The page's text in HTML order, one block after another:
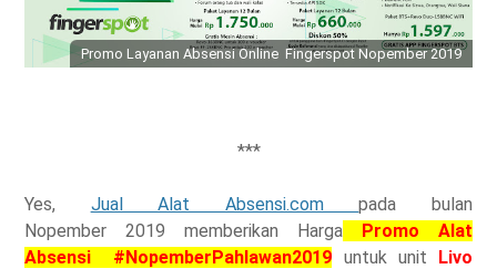
Promo Layanan Absensi Online Fingerspot Nopember 2019
***
Yes, Jual Alat Absensi.compada bulan
Nopember
2019 memberikan Harga
Promo Alat
Absensi #NopemberPahlawan2019 untuk unit Livo